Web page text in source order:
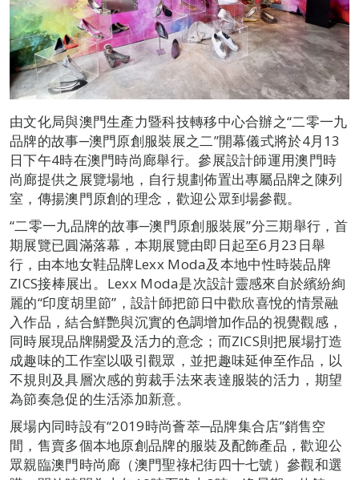
由文化局與澳門生產力暨科技轉移中心合辦之“二零一九
品牌的故事─澳門原創服裝展之二”開幕儀式將於4月13
日下午4時在澳門時尚廊舉行。參展設計師運用澳門時
尚廊提供之展覽場地，自行規劃佈置出專屬品牌之陳列
室，傳揚澳門原創的理念，歡迎公眾到場參觀。
“二零一九品牌的故事─澳門原創服裝展”分三期舉行，首
期展覽已圓滿落幕，本期展覽由即日起至6月23日舉
行，由本地女鞋品牌Lexx Moda及本地中性時裝品牌
ZICS接棒展出。Lexx Moda是次設計靈感來自於繽紛絢
麗的“印度胡里節”，設計師把節日中歡欣喜悅的情景融
入作品，結合鮮艷與沉實的色調增加作品的視覺觀感，
同時展現品牌關愛及活力的意念；而ZICS則把展場打造
成趣味的工作室以吸引觀眾，並把趣味延伸至作品，以
不規則及具層次感的剪裁手法來表達服裝的活力，期望
為節奏急促的生活添加新意。
展場內同時設有“2019時尚薈萃─品牌集合店”銷售空
間，售賣多個本地原創品牌的服裝及配飾產品，歡迎公
眾親臨澳門時尚廊（澳門聖祿杞街四十七號）參觀和選